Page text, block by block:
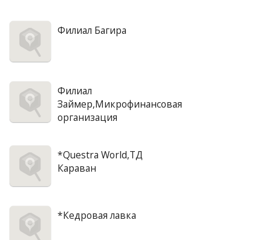
Филиал Багира
Филиал
Займер,Микрофинансовая
организация
*Questra World,ТД
Караван
*Кедровая лавка